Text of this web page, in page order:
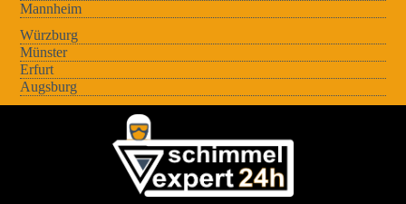
Mannheim
Würzburg
Münster
Erfurt
Augsburg